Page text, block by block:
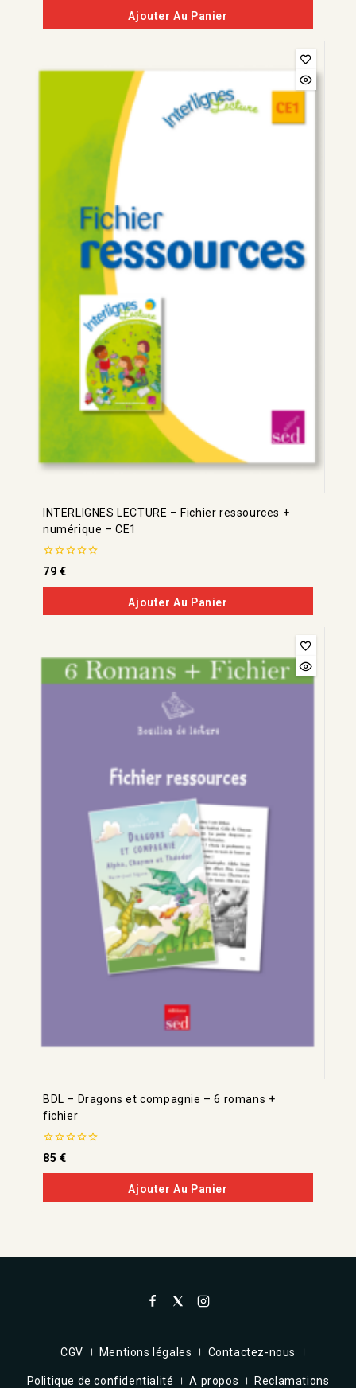
5
Ajouter Au Panier
INTERLIGNES LECTURE – Fichier ressources +
numérique – CE1
0
de
5
79 €
Ajouter Au Panier
BDL – Dragons et compagnie – 6 romans +
fichier
0
de
5
85 €
Ajouter Au Panier
CGV Mentions légales Contactez-nous
Politique de confidentialité A propos Reclamations